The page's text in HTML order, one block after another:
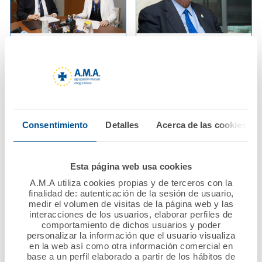
Consentimiento Detalles Acerca de las cookies
Esta página web usa cookies
A.M.A utiliza cookies propias y de terceros con la
finalidad de: autenticación de la sesión de usuario,
medir el volumen de visitas de la página web y las
interacciones de los usuarios, elaborar perfiles de
comportamiento de dichos usuarios y poder
personalizar la información que el usuario visualiza
en la web así como otra información comercial en
base a un perfil elaborado a partir de los hábitos de
AMA Vida firma póliza
colectiva de Vida con
d'Infermeres i
Infermers de
Nacional Mutualista
Solidario, dotado con
Ver noticia